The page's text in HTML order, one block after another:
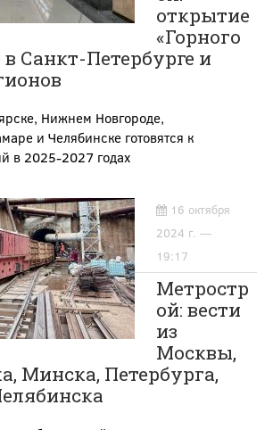
открытие
«Горного
Санкт-Петербурге и
Нижнем Новгороде,
и Челябинске готовятся к
в 2025-2027 годах
16 октября
2024 г. —
19:17
Метростр
ой: вести
из
Москвы,
Минска, Петербурга,